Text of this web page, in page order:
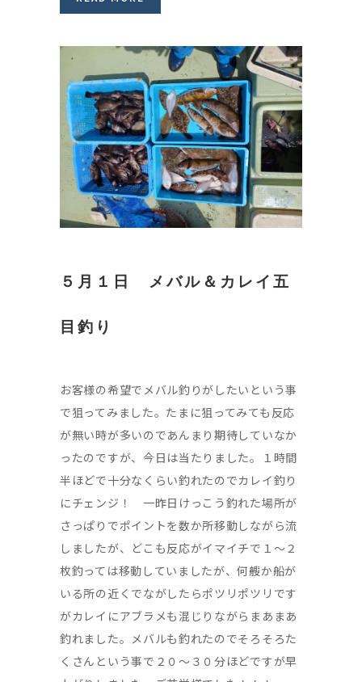
５月１日 メバル＆カレイ五
目釣り
お客様の希望でメバル釣りがしたいという事
で狙ってみました。たまに狙ってみても反応
が無い時が多いのであんまり期待していなか
ったのですが、今日は当たりました。１時間
半ほどで十分なくらい釣れたのでカレイ釣り
にチェンジ！ 一昨日けっこう釣れた場所が
さっぱりでポイントを数か所移動しながら流
しましたが、どこも反応がイマイチで１～２
枚釣っては移動していましたが、何艘か船が
いる所の近くでながしたらポツリポツリです
がカレイにアブラメも混じりながらまあまあ
釣れました。メバルも釣れたのでそろそろた
くさんという事で２０～３０分ほどですが早